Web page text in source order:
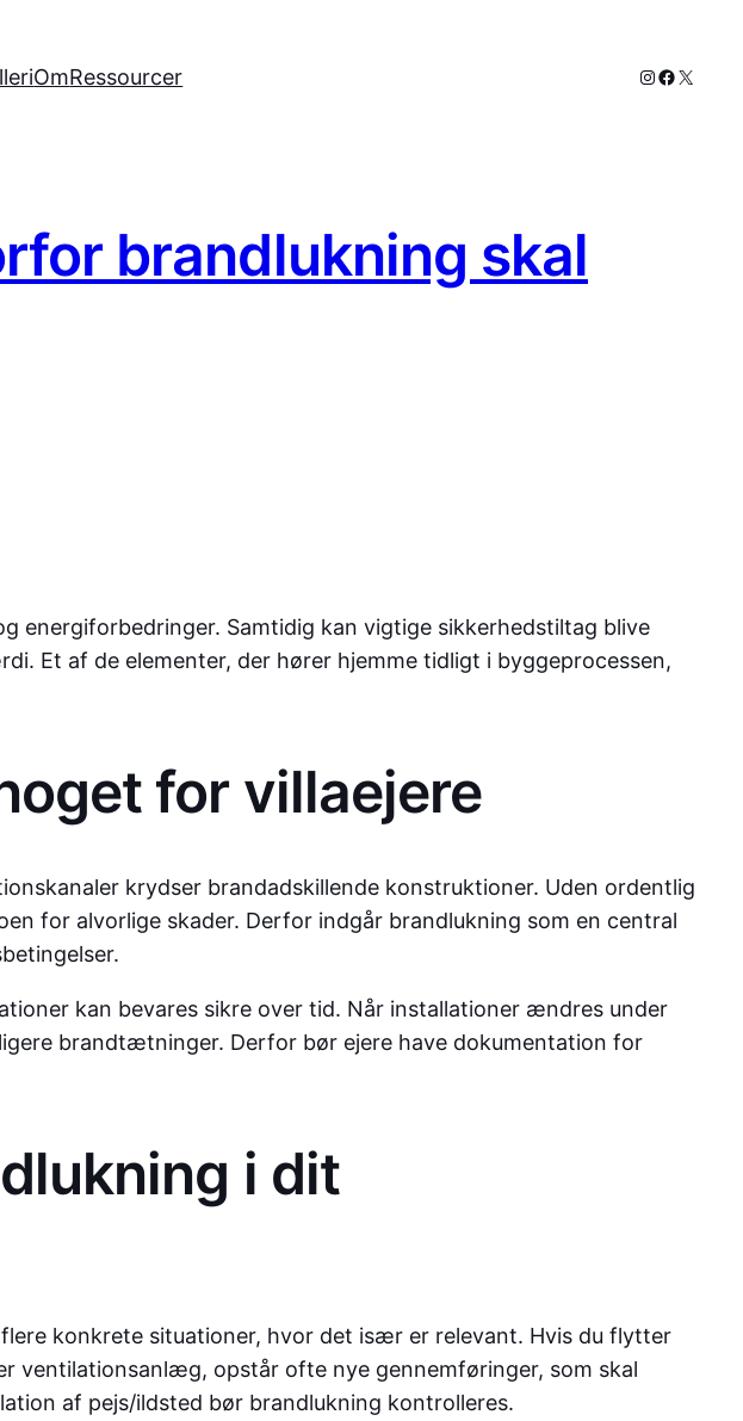
OmRessourcer Instagram
X
brandlukning skal
energiforbedringer. Samtidig kan vigtige sikkerhedstiltag blive
Et af de elementer, der hører hjemme tidligt i byggeprocessen,
for villaejere
krydser brandadskillende konstruktioner. Uden ordentlig
for alvorlige skader. Derfor indgår brandlukning som en central
kan bevares sikre over tid. Når installationer ændres under
brandtætninger. Derfor bør ejere have dokumentation for
i dit
konkrete situationer, hvor det især er relevant. Hvis du flytter
ventilationsanlæg, opstår ofte nye gennemføringer, som skal
af pejs/ildsted bør brandlukning kontrolleres.